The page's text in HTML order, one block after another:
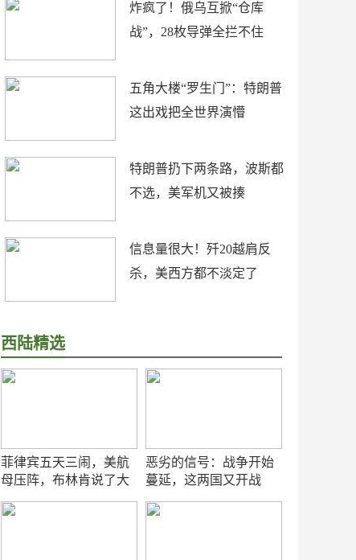
炸疯了！俄乌互掀“仓库
战”，28枚导弹全拦不住
五角大楼“罗生门”：特朗普
这出戏把全世界演懵
特朗普扔下两条路，波斯都
不选，美军机又被揍
信息量很大！歼20越肩反
杀，美西方都不淡定了
西陆精选
菲律宾五天三闹，美航
母压阵，布林肯说了大
恶劣的信号：战争开始
蔓延，这两国又开战